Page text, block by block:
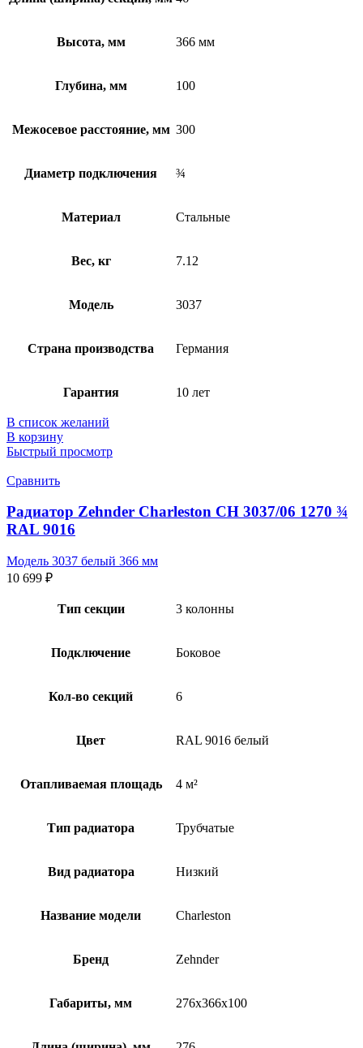
Высота, мм 366 мм
Глубина, мм 100
Межосевое расстояние, мм 300
Диаметр подключения ¾
Материал Стальные
Вес, кг 7.12
Модель 3037
Страна производства Германия
Гарантия 10 лет
В список желаний
В корзину
Быстрый просмотр
Сравнить
Радиатор Zehnder Charleston CH 3037/06 1270 ¾
RAL 9016
Модель 3037 белый 366 мм
10 699 ₽
Тип секции 3 колонны
Подключение Боковое
Кол-во секций 6
Цвет RAL 9016 белый
Отапливаемая площадь 4 м²
Тип радиатора Трубчатые
Вид радиатора Низкий
Название модели Charleston
Бренд Zehnder
Габариты, мм 276x366x100